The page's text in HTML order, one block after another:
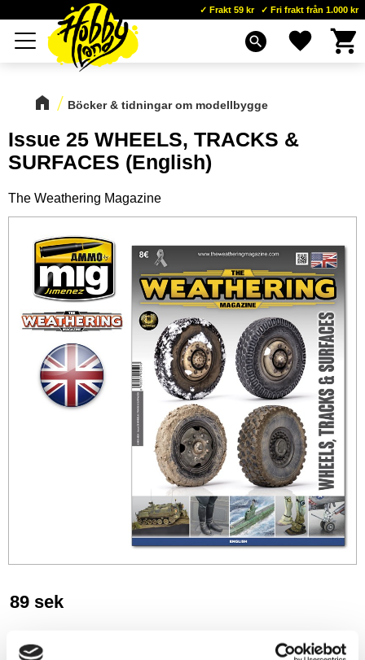
Meny
Frakt 59 kr Fri frakt från 1.000 kr
search Favoriter
Böcker & tidningar om modellbygge
Issue 25 WHEELS, TRACKS &
SURFACES (English)
The Weathering Magazine
89 sek
-